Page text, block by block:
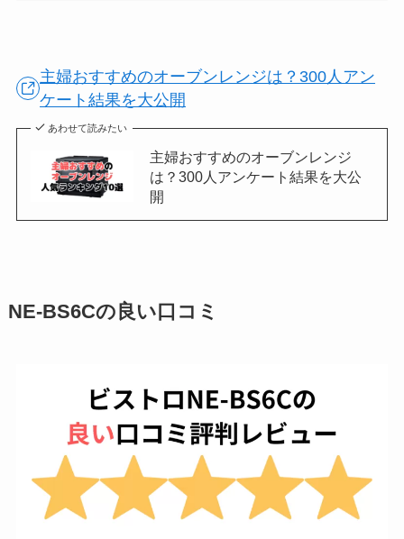
主婦おすすめのオーブンレンジは？300人アン
ケート結果を大公開
あわせて読みたい
主婦おすすめのオーブンレンジ
は？300人アンケート結果を大公
開
NE-BS6Cの良い口コミ